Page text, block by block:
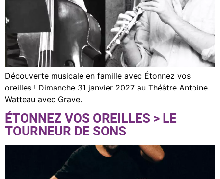
Découverte musicale en famille avec Étonnez vos
oreilles ! Dimanche 31 janvier 2027 au Théâtre Antoine
Watteau avec Grave.
ÉTONNEZ VOS OREILLES > LE
TOURNEUR DE SONS